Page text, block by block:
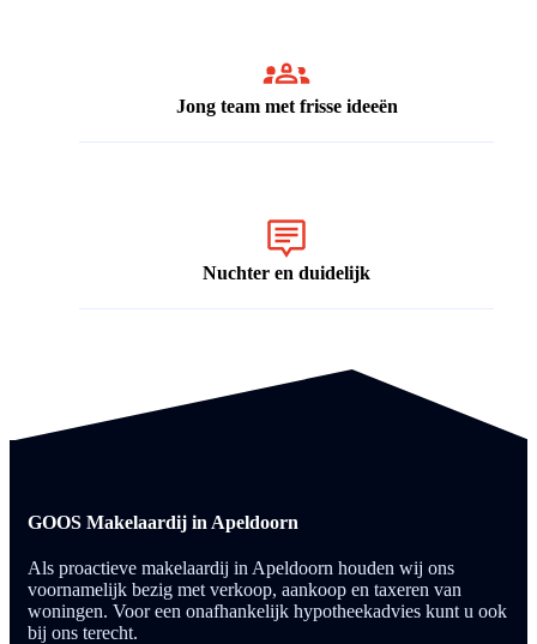
Jong team met frisse ideeën
Nuchter en duidelijk
GOOS Makelaardij in Apeldoorn
Als proactieve makelaardij in Apeldoorn houden wij ons
voornamelijk bezig met verkoop, aankoop en taxeren van
woningen. Voor een onafhankelijk hypotheekadvies kunt u ook
bij ons terecht.